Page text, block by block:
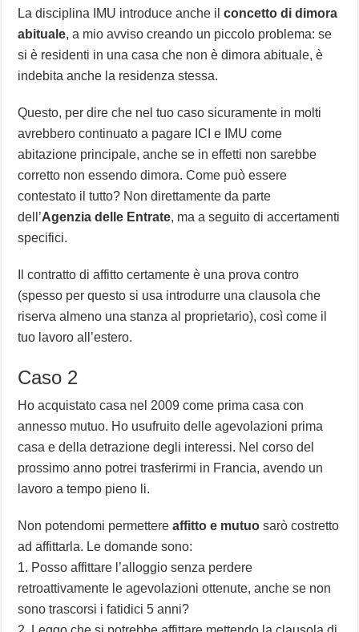
La disciplina IMU introduce anche ilconcetto di dimora
abituale, a mio avviso creando un piccolo problema: se
si è residenti in una casa che non è dimora abituale, è
indebita anche la residenza stessa.
Questo, per dire che nel tuo caso sicuramente in molti
avrebbero continuato a pagare ICI e IMU come
abitazione principale, anche se in effetti non sarebbe
corretto non essendo dimora. Come può essere
contestato il tutto? Non direttamente da parte
dell’Agenzia delle Entrate, ma a seguito di accertamenti
specifici.
Il contratto di affitto certamente è una prova contro
(spesso per questo si usa introdurre una clausola che
riserva almeno una stanza al proprietario), così come il
tuo lavoro all’estero.
Caso 2
Ho acquistato casa nel 2009 come prima casa con
annesso mutuo. Ho usufruito delle agevolazioni prima
casa e della detrazione degli interessi. Nel corso del
prossimo anno potrei trasferirmi in Francia, avendo un
lavoro a tempo pieno li.
Non potendomi permettereaffitto e mutuo sarò costretto
ad affittarla. Le domande sono:
1. Posso affittare l’alloggio senza perdere
retroattivamente le agevolazioni ottenute, anche se non
sono trascorsi i fatidici 5 anni?